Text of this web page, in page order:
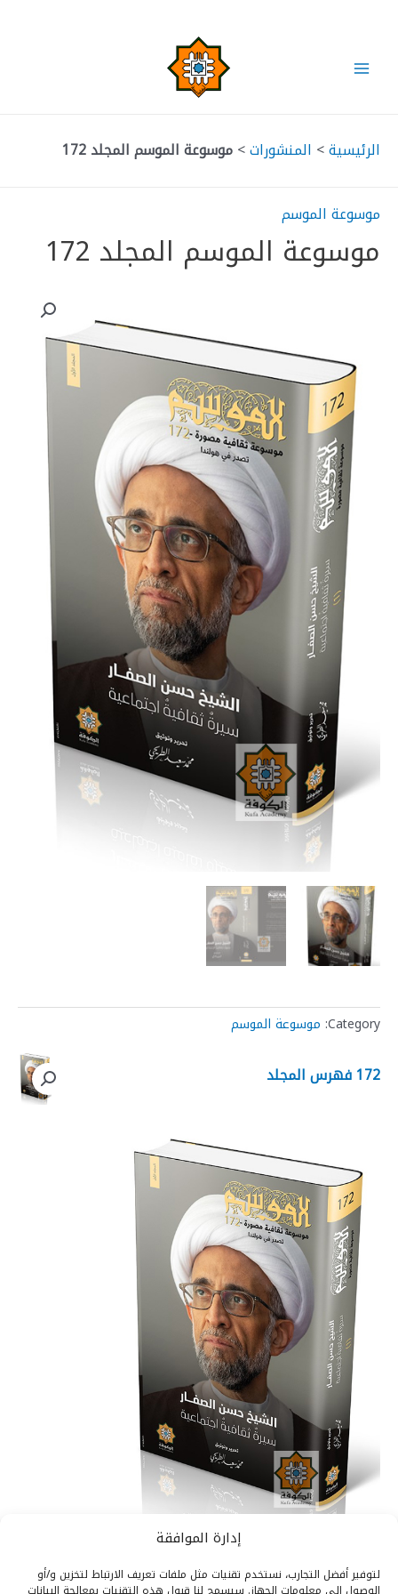
إدارة الموافقة
لتوفير أفضل التجارب، نستخدم تقنيات مثل ملفات تعريف الارتباط لتخزين و/أو
المحتوى
Main
الرئيسية> المنشورات> موسوعة الموسم المجلد 172
موسوعة الموسم
موسوعة الموسم المجلد 172
Category: موسوعة الموسم
172 فهرس المجلد